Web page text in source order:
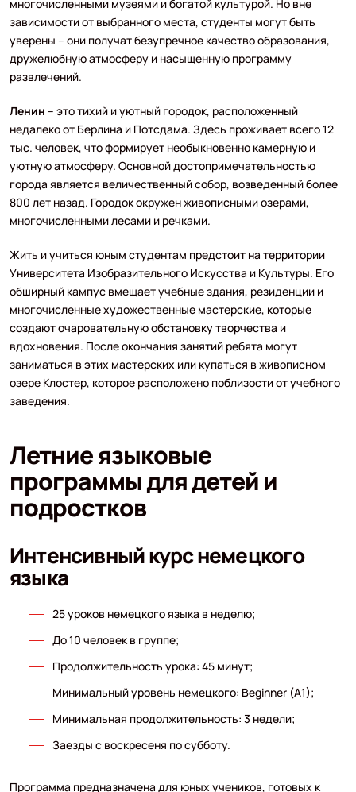
многочисленными музеями и богатой культурой. Но вне
зависимости от выбранного места, студенты могут быть
уверены – они получат безупречное качество образования,
дружелюбную атмосферу и насыщенную программу
развлечений.
Ленин – это тихий и уютный городок, расположенный
недалеко от Берлина и Потсдама. Здесь проживает всего 12
тыс. человек, что формирует необыкновенно камерную и
уютную атмосферу. Основной достопримечательностью
города является величественный собор, возведенный более
800 лет назад. Городок окружен живописными озерами,
многочисленными лесами и речками.
Жить и учиться юным студентам предстоит на территории
Университета Изобразительного Искусства и Культуры. Его
обширный кампус вмещает учебные здания, резиденции и
многочисленные художественные мастерские, которые
создают очаровательную обстановку творчества и
вдохновения. После окончания занятий ребята могут
заниматься в этих мастерских или купаться в живописном
озере Клостер, которое расположено поблизости от учебного
заведения.
Летние языковые
программы для детей и
подростков
Интенсивный курс немецкого
языка
25 уроков немецкого языка в неделю;
До 10 человек в группе;
Продолжительность урока: 45 минут;
Минимальный уровень немецкого: Beginner (A1);
Минимальная продолжительность: 3 недели;
Заезды с воскресеня по субботу.
Программа предназначена для юных учеников, готовых к